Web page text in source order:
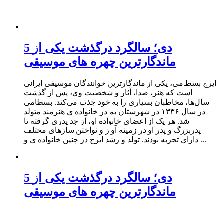
5 دی؛ سالگرد درگذشت یکی از
ماندگارترین چهره های موسیقی
ایرج بسطامی، یکی از ماندگارترین خوانندگان موسیقی ایرانی
است که هنر، صدا، آثار و شخصیت وی، پس از گذشت
سال‌ها، مخاطبان بسیاری را به خود جذب می‌کند. بسطامی
در سال ۱۳۳۶ در شهرستان بم در خانواده‌ای هنرمند متولد
شد. هر یک از اعضای خانواده او، از جد پدری گرفته تا
پدربزرگ و پدر او در زمینه آواز و نواختن سازهای مختلف
دارای تجربه بودند. تولد و رشد ایرج در چنین خانواده‌ای و ...
5 دی؛ سالگرد درگذشت یکی از
ماندگارترین چهره های موسیقی